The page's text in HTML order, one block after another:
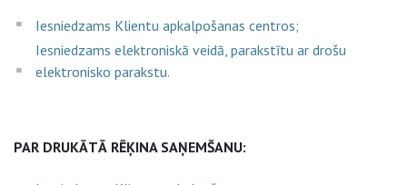
Iesniedzams Klientu apkalpošanas centros;
Iesniedzams elektroniskā veidā, parakstītu ar drošu
elektronisko parakstu.
PAR DRUKĀTĀ RĒĶINA SAŅEMŠANU: